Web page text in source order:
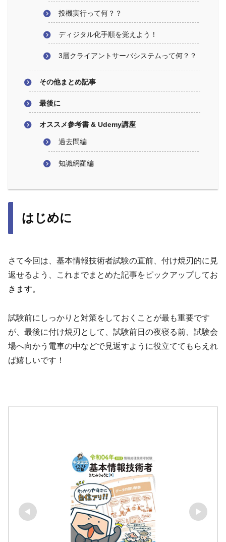
投機実行って何？？
ディジタル化手順を覚えよう！
3層クライアントサーバシステムって何？？
その他まとめ記事
最後に
オススメ参考書 & Udemy講座
過去問編
知識網羅編
はじめに
さて今回は、基本情報技術者試験の直前、付け焼刃的に見
返せるよう、これまでまとめた記事をピックアップしてお
きます。
試験前にしっかりと対策をしておくことが最も重要です
が、最後に付け焼刃として、試験前日の夜寝る前、試験会
場へ向かう電車の中などで見返すように役立ててもらえれ
ば嬉しいです！